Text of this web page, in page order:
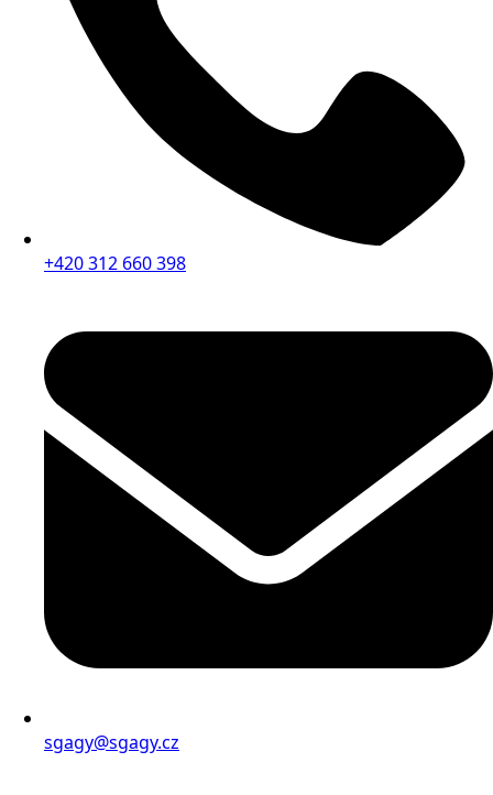
+420 312 660 398
sgagy@sgagy.cz